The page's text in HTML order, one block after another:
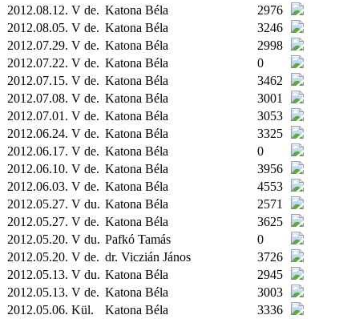
2012.08.12. V de. Katona Béla
2976
2012.08.05. V de. Katona Béla
3246
2012.07.29. V de. Katona Béla
2998
2012.07.22. V de. Katona Béla
0
2012.07.15. V de. Katona Béla
3462
2012.07.08. V de. Katona Béla
3001
2012.07.01. V de. Katona Béla
3053
2012.06.24. V de. Katona Béla
3325
2012.06.17. V de. Katona Béla
0
2012.06.10. V de. Katona Béla
3956
2012.06.03. V de. Katona Béla
4553
2012.05.27. V du. Katona Béla
2571
2012.05.27. V de. Katona Béla
3625
2012.05.20. V du. Pafkó Tamás
0
2012.05.20. V de. dr. Viczián János
3726
2012.05.13. V du. Katona Béla
2945
2012.05.13. V de. Katona Béla
3003
2012.05.06. Kül. Katona Béla
3336